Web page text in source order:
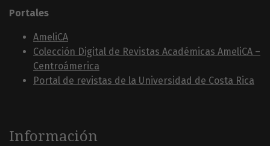
Portales
AmeliCA
Colección Digital de Revistas Académicas AmeliCA –
Centroámerica
Portal de revistas de la Universidad de Costa Rica
Información